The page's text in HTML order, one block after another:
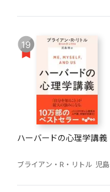
19
ハーバードの心理学講義
ブライアン・R・リトル 児島修(訳)